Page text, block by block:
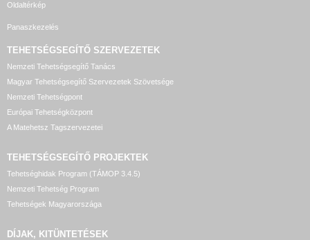
Oldaltérkép
Panaszkezelés
TEHETSÉGSEGÍTŐ SZERVEZETEK
Nemzeti Tehetségsegítő Tanács
Magyar Tehetségsegítő Szervezetek Szövetsége
Nemzeti Tehetségpont
Európai Tehetségközpont
A Matehetsz Tagszervezetei
TEHETSÉGSEGÍTŐ PROJEKTEK
Tehetséghidak Program (TÁMOP 3.4.5)
Nemzeti Tehetség Program
Tehetségek Magyarországa
DÍJAK, KITÜNTETÉSEK